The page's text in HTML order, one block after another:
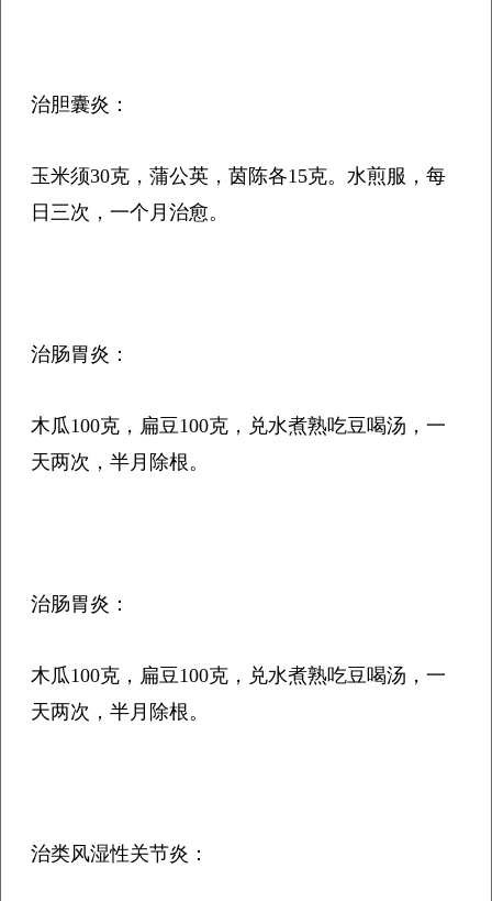
治胆囊炎：
玉米须30克，蒲公英，茵陈各15克。水煎服，每
日三次，一个月治愈。
治肠胃炎：
木瓜100克，扁豆100克，兑水煮熟吃豆喝汤，一
天两次，半月除根。
治肠胃炎：
木瓜100克，扁豆100克，兑水煮熟吃豆喝汤，一
天两次，半月除根。
治类风湿性关节炎：